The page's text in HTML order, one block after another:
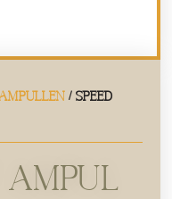
/ SPEED
AMPUL